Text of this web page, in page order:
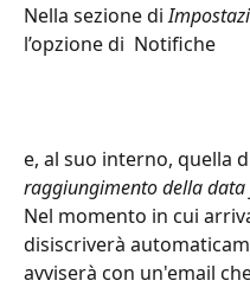
Nella sezione di
l’opzione di  Notifiche
e, al suo interno, quella
raggiungimento della data
Nel momento in cui
disiscriverà
avviserà con un'email